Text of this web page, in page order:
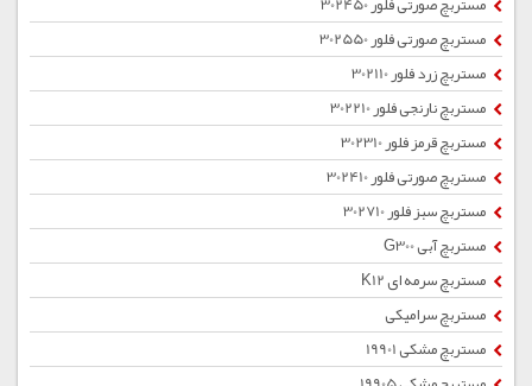
مستربچ صورتی فلور 302550
مستربچ زرد فلور 302110
مستربچ نارنجی فلور 302210
مستربچ قرمز فلور 302310
مستربچ صورتی فلور 302410
مستربچ سبز فلور 302710
مستربچ آبی G300
مستربچ سرمه ای K12
مستربچ سرامیکی
مستربچ مشکی 19901